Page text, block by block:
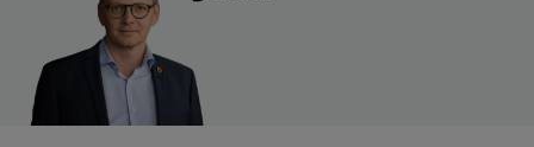
Förbundets råd
Medlem